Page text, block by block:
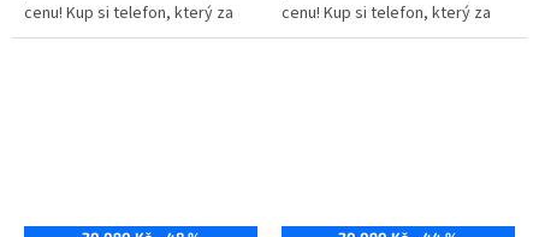
cenu! Kup si telefon, který za
málo peněz zahraje spoustu
cenu! Kup si telefon, který za
málo peněz zahraje spoustu